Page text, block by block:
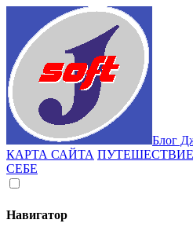
Блог
КАРТА САЙТА ПУТЕШЕСТВИЕ
СЕБЕ
Навигатор